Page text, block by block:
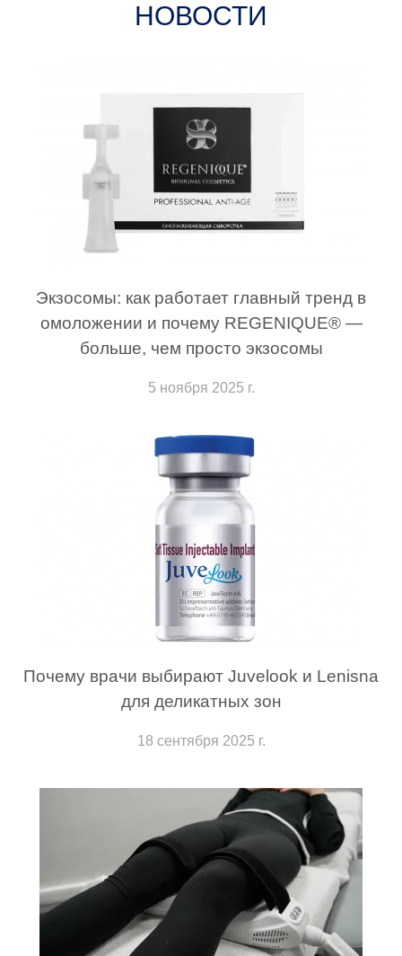
НОВОСТИ
Экзосомы: как работает главный тренд в
омоложении и почему REGENIQUE® —
больше, чем просто экзосомы
5 ноября 2025 г.
Почему врачи выбирают Juvelook и Lenisna
для деликатных зон
18 сентября 2025 г.